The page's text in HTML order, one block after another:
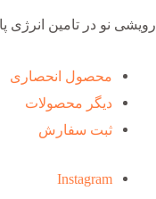
رویشی نو در تامین انرژی
محصول انحصاری
دیگر محصولات
ثبت سفارش
Instagram